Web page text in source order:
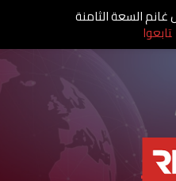
السعة الثامنة
تابعوا